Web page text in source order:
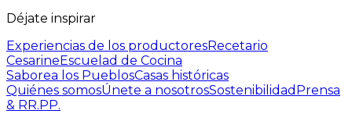
Déjate inspirar
Experiencias de los productoresRecetario
CesarineEscuelad de Cocina
Saborea los PueblosCasas históricas
Quiénes somosÚnete a nosotrosSostenibilidad Prensa
& RR.PP.